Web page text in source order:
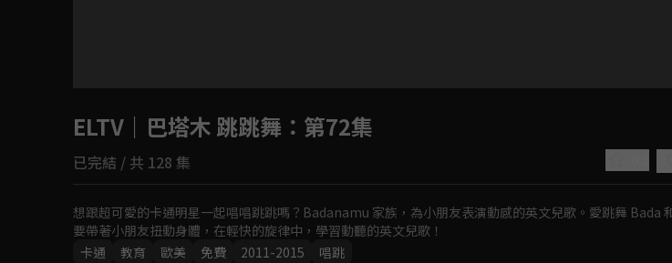
如有不便請見諒
回首頁
ELTV｜巴塔木 跳跳舞 ：第72集
已完結 / 共 128 集
想跟超可愛的卡通明星一起唱唱跳跳嗎？Badanamu 家族，為小朋友表演動感的英文兒歌。愛跳舞 Bada
要帶著小朋友扭動身體，在輕快的旋律中，學習動聽的英文兒歌！
卡通
教育 歐美 免費 2011-2015 唱跳